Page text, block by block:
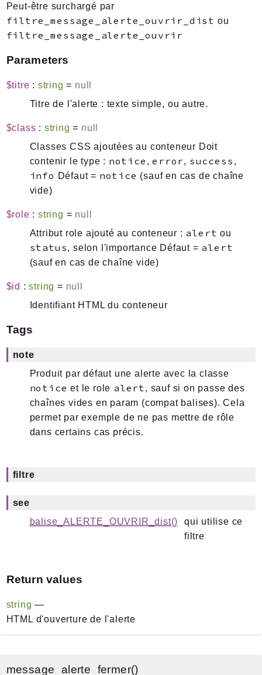
Peut-être surchargé par
filtre_message_alerte_ouvrir_dist ou
filtre_message_alerte_ouvrir
Parameters
$titre : string = null
Titre de l'alerte : texte simple, ou autre.
$class : string = null
Classes CSS ajoutées au conteneur Doit
contenir le type : notice ,error, success ,
info Défaut = notice (sauf en cas de chaîne
vide)
$role :string = null
Attribut role ajouté au conteneur : alert ou
status, selon l'importance Défaut = alert
(sauf en cas de chaîne vide)
$id :string = null
Identifiant HTML du conteneur
Tags
note
Produit par défaut une alerte avec la classe
notice et le role alert, sauf si on passe des
chaînes vides en param (compat balises). Cela
permet par exemple de ne pas mettre de rôle
dans certains cas précis.
filtre
see
balise_ALERTE_OUVRIR_dist()
qui utilise ce
filtre
Return values
string —
HTML d'ouverture de l'alerte
message_alerte_fermer()